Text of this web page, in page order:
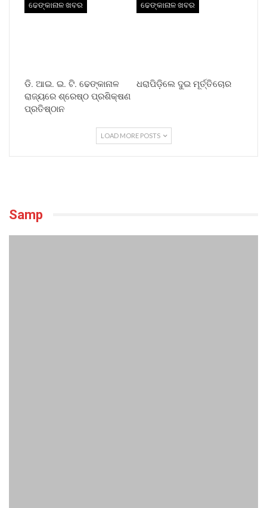
ଢେଙ୍କାନାଳ ଖବର
ଡି. ଆଇ. ଇ. ଟି. ଢେଙ୍କାନାଳ
ରାଜ୍ୟରେ ଶ୍ରେଷ୍ଠ ପ୍ରଶିକ୍ଷଣ
ପ୍ରତିଷ୍ଠାନ
ଢେଙ୍କାନାଳ ଖବର
ଧରାପିଡ଼ିଲେ ଦୁଇ ମୂର୍ତ୍ତିଚୋର
LOAD MORE POSTS
Samp